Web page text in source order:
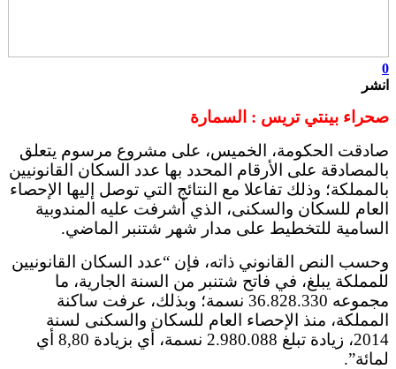
0
انشر
صحراء بينتي تريس : السمارة
صادقت الحكومة، الخميس، على مشروع مرسوم يتعلق
بالمصادقة على الأرقام المحدد بها عدد السكان القانونيين
بالمملكة؛ وذلك تفاعلا مع النتائج التي توصل إليها الإحصاء
العام للسكان والسكنى، الذي أشرفت عليه المندوبية
السامية للتخطيط على مدار شهر شتنبر الماضي.
وحسب النص القانوني ذاته، فإن “عدد السكان القانونيين
للمملكة يبلغ، في فاتح شتنبر من السنة الجارية، ما
مجموعه 36.828.330 نسمة؛ وبذلك، عرفت ساكنة
المملكة، منذ الإحصاء العام للسكان والسكنى لسنة
2014، زيادة تبلغ 2.980.088 نسمة، أي بزيادة 8,80 أي
لمائة”.